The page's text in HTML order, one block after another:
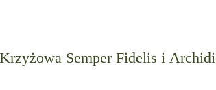
Semper Fidelis i